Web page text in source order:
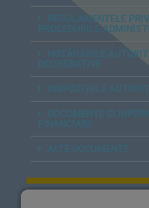
REGULAMENTELE
PROCEDURILE
HOTĂRÂRILE
DISPOZIŢIILE